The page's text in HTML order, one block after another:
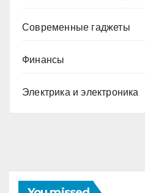
Современные гаджеты
Финансы
Электрика и электроника